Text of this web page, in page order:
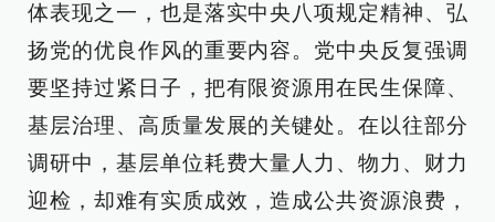
体表现之一，也是落实中央八项规定精神、弘
扬党的优良作风的重要内容。党中央反复强调
要坚持过紧日子，把有限资源用在民生保障、
基层治理、高质量发展的关键处。在以往部分
调研中，基层单位耗费大量人力、物力、财力
迎检，却难有实质成效，造成公共资源浪费，